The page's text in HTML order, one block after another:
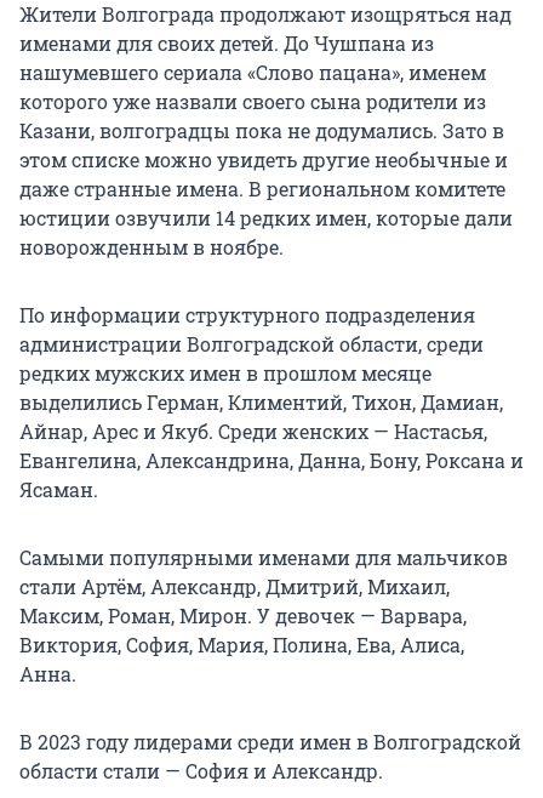
Жители Волгограда продолжают изощряться над
именами для своих детей. До Чушпана из
нашумевшего сериала «Слово пацана», именем
которого уже назвали своего сына родители из
Казани, волгоградцы пока не додумались. Зато в
этом списке можно увидеть другие необычные и
даже странные имена. В региональном комитете
юстиции озвучили 14 редких имен, которые дали
новорожденным в ноябре.
По информации структурного подразделения
администрации Волгоградской области, среди
редких мужских имен в прошлом месяце
выделились Герман, Климентий, Тихон, Дамиан,
Айнар, Арес и Якуб. Среди женских — Настасья,
Евангелина, Александрина, Данна, Бону, Роксана и
Ясаман.
Самыми популярными именами для мальчиков
стали Артём, Александр, Дмитрий, Михаил,
Максим, Роман, Мирон. У девочек — Варвара,
Виктория, София, Мария, Полина, Ева, Алиса,
Анна.
В 2023 году лидерами среди имен в Волгоградской
области стали — София и Александр.